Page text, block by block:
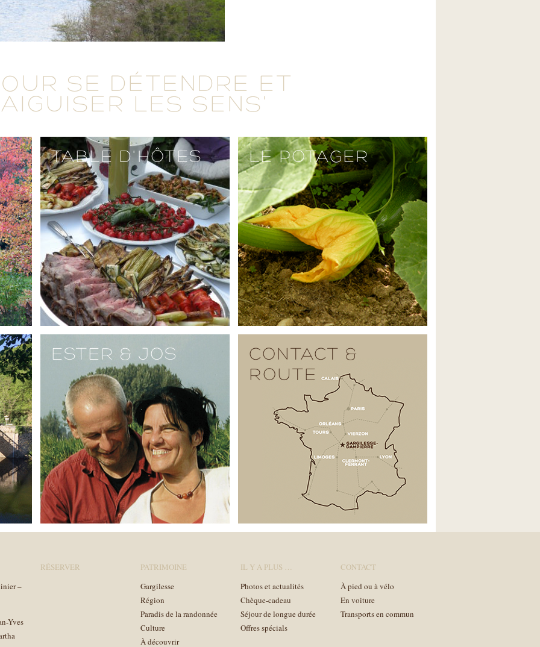
SE DÉTENDRE ET
AIGUISER LES SENS'
TABLE D'HÔTES LE POTAGER
ESTER & JOS
CONTACT &
ROUTE
–
Yves
RÉSERVER
PATRIMOINE
Gargilesse
Région
Paradis de la randonnée
Culture
À découvrir
IL Y A PLUS …
Photos et actualités
Chèque-cadeau
Séjour de longue durée
Offres spécials
CONTACT
À pied ou à vélo
En voiture
Transports en commun